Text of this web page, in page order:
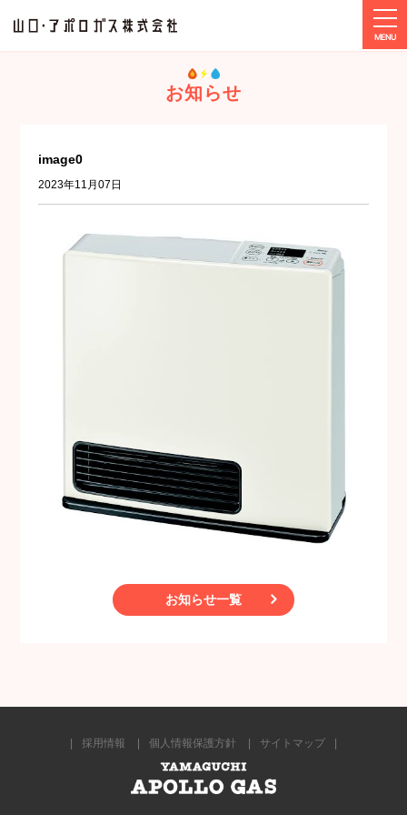
image0
お知らせ
image0
2023年11月07日
お知らせ一覧
採用情報 個人情報保護方針 サイトマップ